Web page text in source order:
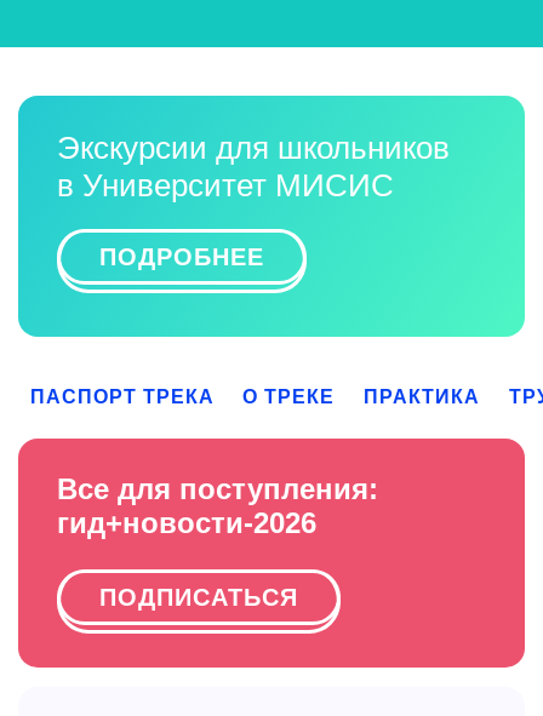
Экскурсии для школьников
в Университет МИСИС
ПОДРОБНЕЕ
ПАСПОРТ ТРЕКА О ТРЕКЕ ПРАКТИКА
Все для поступления:
гид+новости-2026
ПОДПИСАТЬСЯ